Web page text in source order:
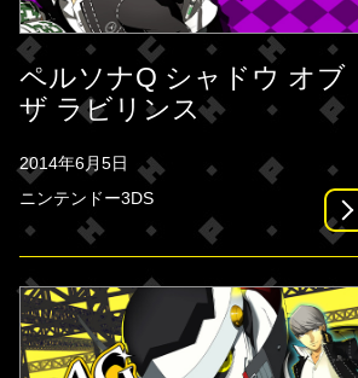
ペルソナQ シャドウ オブ
ザ ラビリンス
2014年6月5日
ニンテンドー3DS